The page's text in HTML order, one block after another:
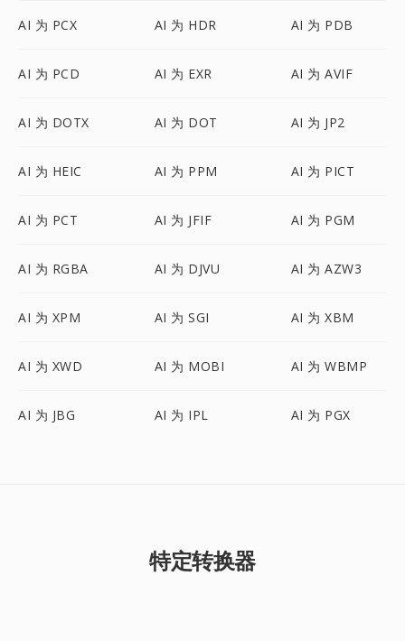
AI 为 PCX AI 为 HDR AI 为 PDB
AI 为 PCD AI 为 EXR AI 为 AVIF
AI 为 DOTX AI 为 DOT AI 为 JP2
AI 为 HEIC AI 为 PPM AI 为 PICT
AI 为 PCT AI 为 JFIF AI 为 PGM
AI 为 RGBA AI 为 DJVU AI 为 AZW3
AI 为 XPM AI 为 SGI AI 为 XBM
AI 为 XWD AI 为 MOBI AI 为 WBMP
AI 为 JBG AI 为 IPL AI 为 PGX
特定转换器